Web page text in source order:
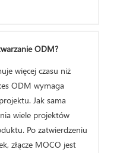
ODM?
więcej czasu niż
ODM wymaga
Jak sama
wiele projektów
Po zatwierdzeniu
złącze MOCO jest